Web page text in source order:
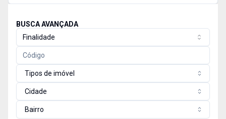
BUSCA AVANÇADA
Finalidade
Tipos de imóvel
Cidade
Bairro